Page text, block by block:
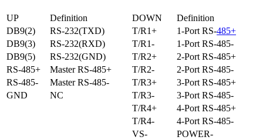
UP Definition DOWN
Definition
DB9(2)
RS-232(TXD) T/R1+ 1-Port RS-485+
DB9(3)
RS-232(RXD) T/R1-
1-Port RS-485-
DB9(5)
RS-232(GND) T/R2+
2-Port RS-485+
RS-485+
Master RS-485+ T/R2-
2-Port RS-485-
RS-485-
Master RS-485- T/R3+
3-Port RS-485+
GND
NC T/R3-
3-Port RS-485-
T/R4+
4-Port RS-485+
T/R4-
4-Port RS-485-
VS-
POWER-